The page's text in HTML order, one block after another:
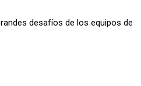
desafíos de los equipos de